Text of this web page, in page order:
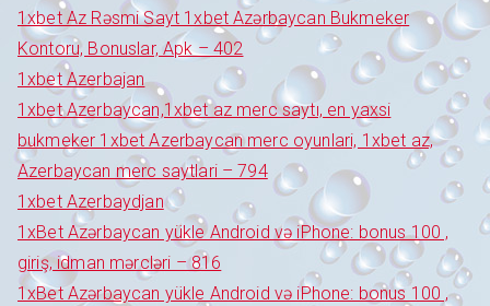
1xbet Az Rəsmi Sayt 1xbet Azərbaycan Bukmeker
Kontoru, Bonuslar, Apk – 402
1xbet Azerbajan
1xbet Azerbaycan,1xbet az merc saytı, en yaxsi
bukmeker 1xbet Azerbaycan merc oyunlari, 1xbet az,
Azerbaycan merc saytlari – 794
1xbet Azerbaydjan
1xBet Azərbaycan yükle Android və iPhone: bonus 100 ,
giriş, idman mərcləri – 816
1xBet Azərbaycan yükle Android və iPhone: bonus 100 ,